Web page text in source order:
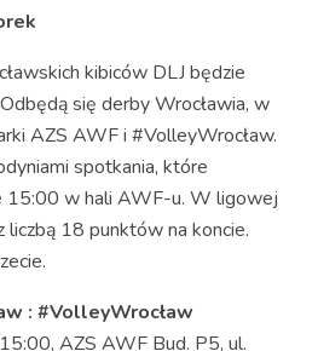
kibiców DLJ będzie
się derby Wrocławia, w
AZS AWF i #VolleyWrocław.
spotkania, które
15:00 w hali AWF-u. W ligowej
18 punktów na koncie.
: #VolleyWrocław
AZS AWF Bud. P5, ul.